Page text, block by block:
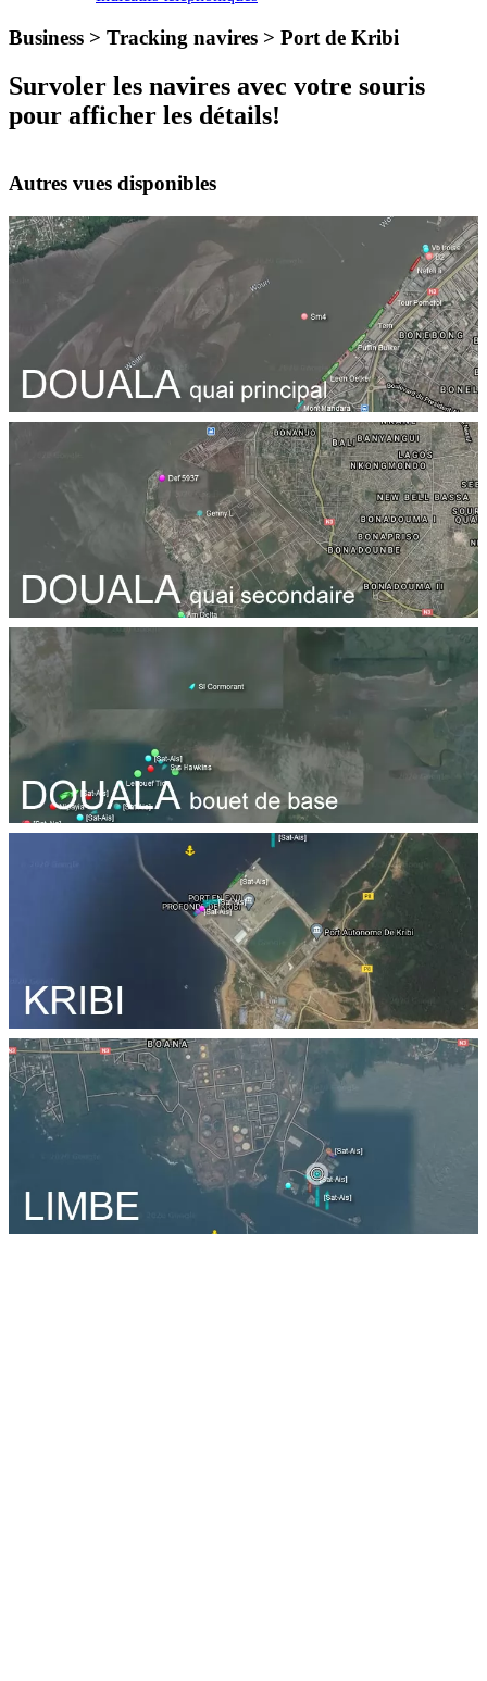
Business > Tracking navires > Port de Kribi
Survoler les navires avec votre souris
pour afficher les détails!
Autres vues disponibles